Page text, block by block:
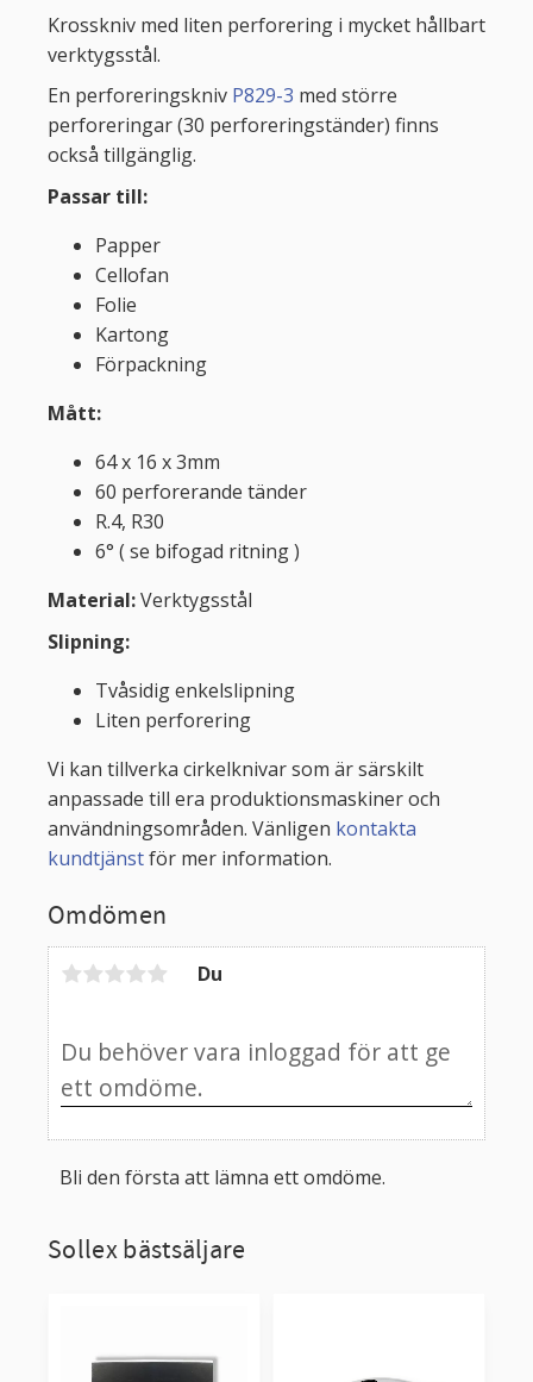
Krosskniv med liten perforering i mycket hållbart
verktygsstål.
En perforeringskniv P829-3 med större
perforeringar (30 perforeringständer) finns
också tillgänglig.
Passar till:
Papper
Cellofan
Folie
Kartong
Förpackning
Mått:
64 x 16 x 3mm
60 perforerande tänder
R.4, R30
6° ( se bifogad ritning )
Material:Verktygsstål
Slipning:
Tvåsidig enkelslipning
Liten perforering
Vi kan tillverka cirkelknivar som är särskilt
anpassade till era produktionsmaskiner och
användningsområden. Vänligen kontakta
kundtjänstför mer information.
Omdömen
Du
Bli den första att lämna ett omdöme.
Sollex bästsäljare